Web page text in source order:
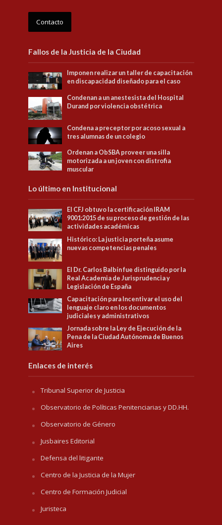
Contacto
Fallos de la Justicia de la Ciudad
Imponen realizar un taller de capacitación
en discapacidad diseñado para el caso
Condenan a un anestesista del Hospital
Durand por violencia obstétrica
Condena a preceptor por acoso sexual a
tres alumnas de un colegio
Ordenan a ObSBA proveer una silla
motorizada a un joven con distrofia
muscular
Lo último en Institucional
El CFJ obtuvo la certificación IRAM
9001:2015 de su proceso de gestión de las
actividades académicas
Histórico: La justicia porteña asume
nuevas competencias penales
El Dr. Carlos Balbín fue distinguido por la
Real Academia de Jurisprudencia y
Legislación de España
Capacitación para Incentivar el uso del
lenguaje claro en los documentos
judiciales y administrativos
Jornada sobre la Ley de Ejecución de la
Pena de la Ciudad Autónoma de Buenos
Aires
Enlaces de interés
Tribunal Superior de Justicia
Observatorio de Políticas Penitenciarias y DD.HH.
Observatorio de Género
Jusbaires Editorial
Defensa del litigante
Centro de la Justicia de la Mujer
Centro de Formación Judicial
Juristeca